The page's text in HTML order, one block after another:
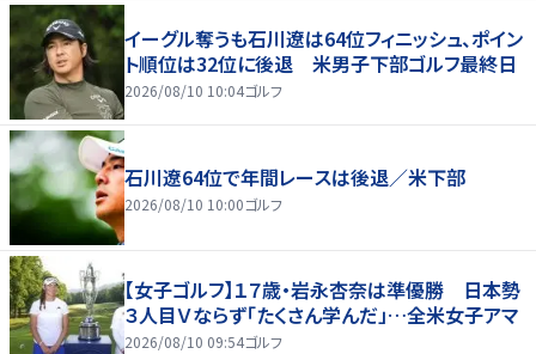
イーグル奪うも石川遼は64位フィニッシュ、ポイン
ト順位は32位に後退 米男子下部ゴルフ最終日
2026/08/10 10:04ゴルフ
石川遼64位で年間レースは後退／米下部
2026/08/10 10:00ゴルフ
【女子ゴルフ】１７歳・岩永杏奈は準優勝 日本勢
３人目Ｖならず「たくさん学んだ」…全米女子アマ
2026/08/10 09:54ゴルフ